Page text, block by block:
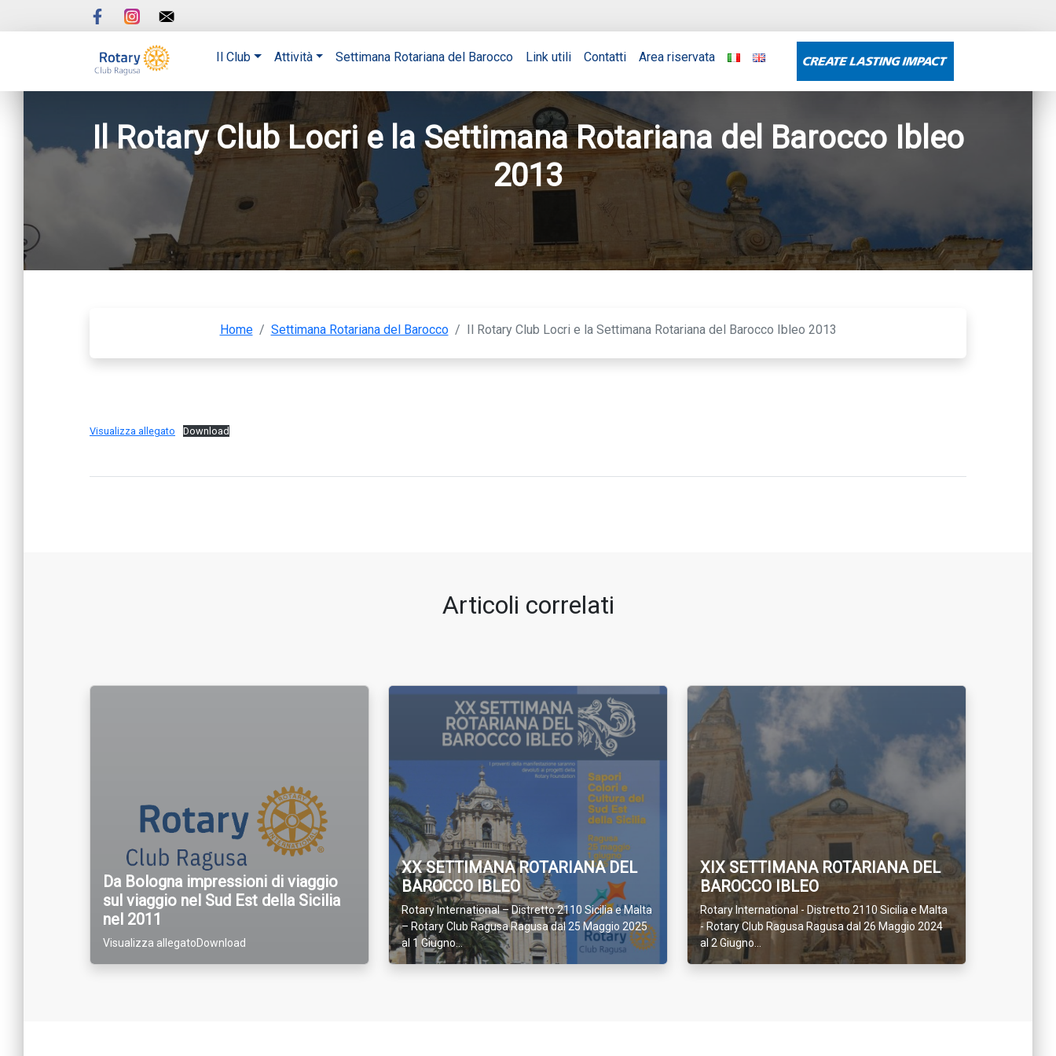
Il Club Attività Settimana Rotariana del Barocco Link utili Contatti Area riservata
Il Rotary Club Locri e la Settimana Rotariana del Barocco Ibleo
2013
Home / Settimana Rotariana del Barocco / Il Rotary Club Locri e la Settimana Rotariana del Barocco Ibleo 2013
Visualizza allegato Download
Articoli correlati
Da Bologna impressioni di viaggio
sul viaggio nel Sud Est della Sicilia
nel 2011
Visualizza allegatoDownload
XX SETTIMANA ROTARIANA DEL
BAROCCO IBLEO
Rotary International – Distretto 2110 Sicilia e Malta
– Rotary Club Ragusa Ragusa dal 25 Maggio 2025
al 1 Giugno...
XIX SETTIMANA ROTARIANA DEL
BAROCCO IBLEO
Rotary International - Distretto 2110 Sicilia e Malta
- Rotary Club Ragusa Ragusa dal 26 Maggio 2024
al 2 Giugno...